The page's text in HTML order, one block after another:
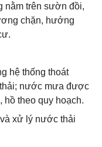
nằm trên sườn đồi,
chặn, hướng
hệ thống thoát
nước mưa được
theo quy hoạch.
xử lý nước thải